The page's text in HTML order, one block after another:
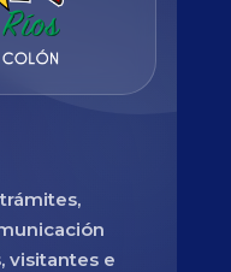
visitantes e